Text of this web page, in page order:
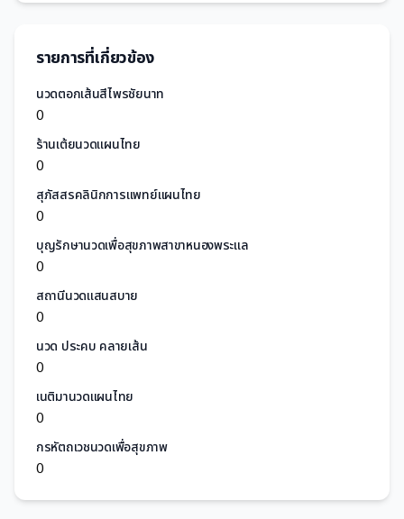
รายการที่เกี่ยวข้อง
นวดตอกเส้นสีไพรชัยนาท
0
ร้านเต้ยนวดแผนไทย
0
สุภัสสรคลินิกการแพทย์แผนไทย
0
บุญรักษานวดเพื่อสุขภาพสาขาหนองพระแล
0
สถานีนวดแสนสบาย
0
นวด ประคบ คลายเส้น
0
เนติมานวดแผนไทย
0
กรหัตถเวชนวดเพื่อสุขภาพ
0